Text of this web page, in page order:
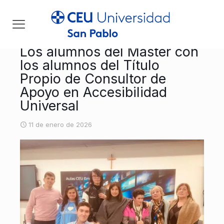
Los alumnos del Máster con
los alumnos del Título
Propio de Consultor de
Apoyo en Accesibilidad
Universal
11 de enero de 2026